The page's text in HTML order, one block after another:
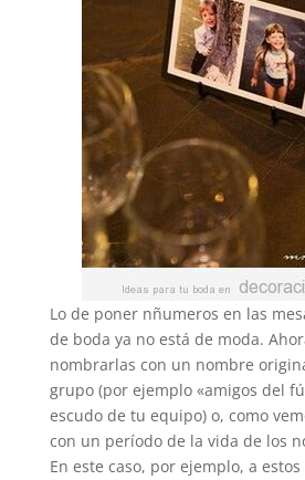
Lo de poner nñumeros en las
de boda ya no está de moda.
nombrarlas con un nombre
grupo (por ejemplo «amigos del
escudo de tu equipo) o, como
con un período de la vida de los
En este caso, por ejemplo, a